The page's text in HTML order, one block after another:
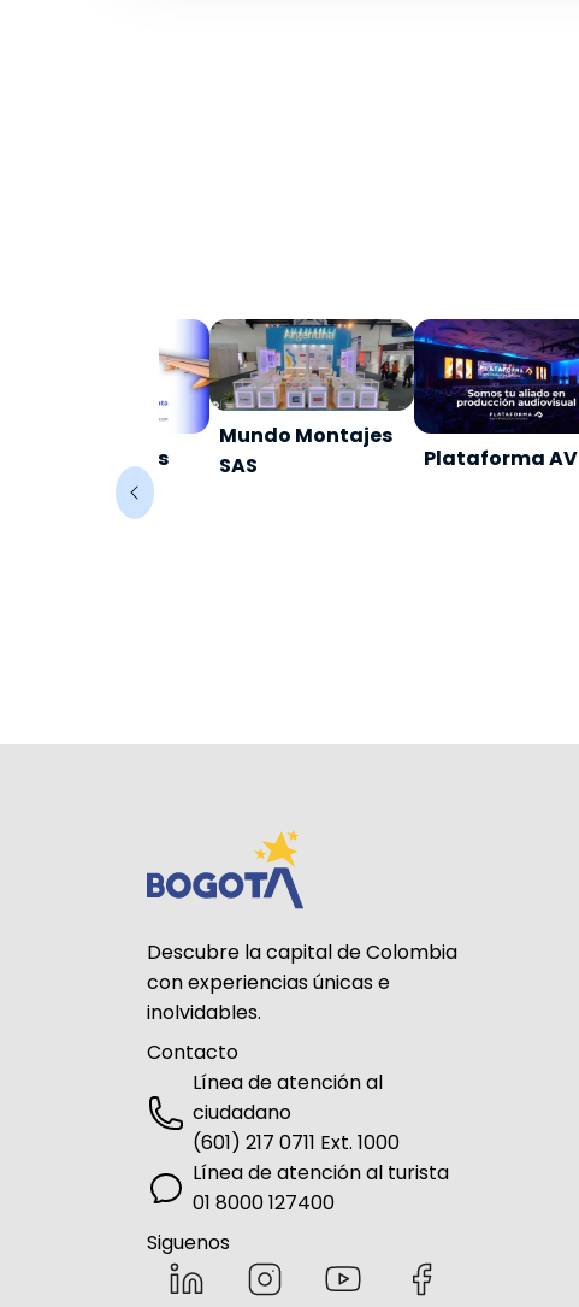
Ascenso Viajes
Turismo SAS.
Mundo Montajes
SAS
Plataforma AV
Descubre la capital de Colombia
con experiencias únicas e
inolvidables.
Contacto
Línea de atención al
ciudadano
(601) 217 0711 Ext. 1000
Línea de atención al turista
01 8000 127400
Siguenos